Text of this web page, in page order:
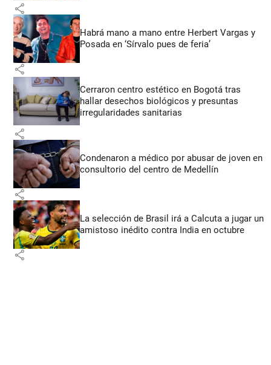
share
Habrá mano a mano entre Herbert Vargas y
Posada en ‘Sírvalo pues de feria’
share
Cerraron centro estético en Bogotá tras
hallar desechos biológicos y presuntas
irregularidades sanitarias
share
Condenaron a médico por abusar de joven en
consultorio del centro de Medellín
share
La selección de Brasil irá a Calcuta a jugar un
amistoso inédito contra India en octubre
share